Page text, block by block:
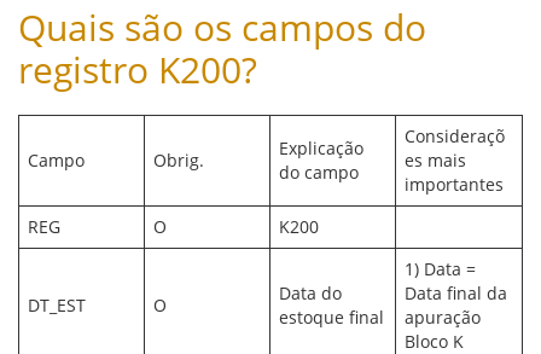
Quais são os campos do
registro K200?
Campo Obrig.
Explicação
do campo
Consideraçõ
es mais
importantes
REG
O K200
DT_EST O
Data do
estoque final
1) Data =
Data final da
apuração
Bloco K